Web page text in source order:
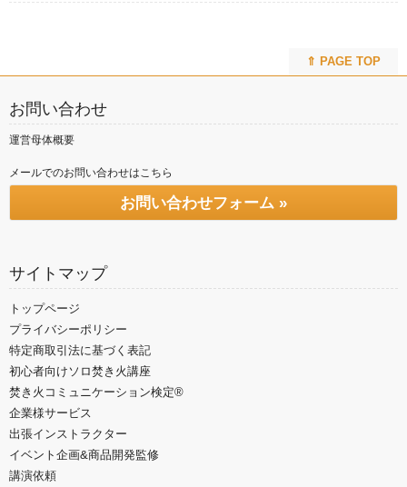
⇑ PAGE TOP
お問い合わせ
運営母体概要
メールでのお問い合わせはこちら
お問い合わせフォーム »
サイトマップ
トップページ
プライバシーポリシー
特定商取引法に基づく表記
初心者向けソロ焚き火講座
焚き火コミュニケーション検定®
企業様サービス
出張インストラクター
イベント企画&商品開発監修
講演依頼